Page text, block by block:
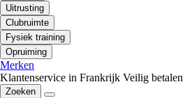
Uitrusting
Clubruimte
Fysiek training
Opruiming
Merken
Klantenservice in Frankrijk Veilig betalen
Zoeken